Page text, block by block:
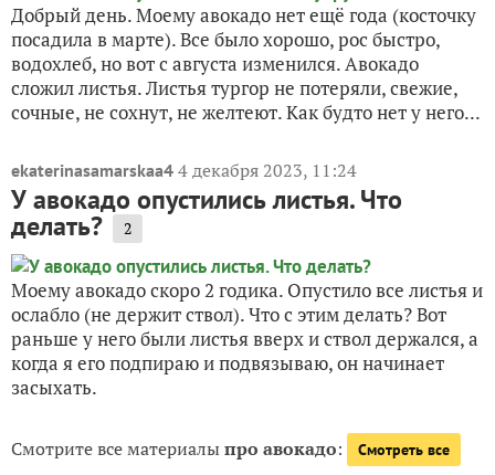
Добрый день. Моему авокадо нет ещё года (косточку
посадила в марте). Все было хорошо, рос быстро,
водохлеб, но вот с августа изменился. Авокадо
сложил листья. Листья тургор не потеряли, свежие,
сочные, не сохнут, не желтеют. Как будто нет у него...
ekaterinasamarskaa4 4 декабря 2023, 11:24
У авокадо опустились листья. Что
делать? 2
Моему авокадо скоро 2 годика. Опустило все листья и
ослабло (не держит ствол). Что с этим делать? Вот
раньше у него были листья вверх и ствол держался, а
когда я его подпираю и подвязываю, он начинает
засыхать.
Смотрите все материалыпро авокадо: Смотреть все